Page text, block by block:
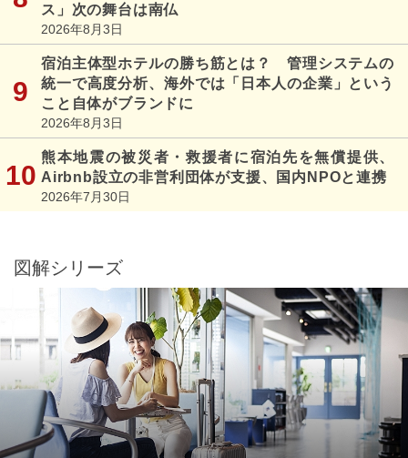
ス」次の舞台は南仏
2026年8月3日
宿泊主体型ホテルの勝ち筋とは？ 管理システムの
統一で高度分析、海外では「日本人の企業」という
こと自体がブランドに
2026年8月3日
熊本地震の被災者・救援者に宿泊先を無償提供、
Airbnb設立の非営利団体が支援、国内NPOと連携
2026年7月30日
図解シリーズ